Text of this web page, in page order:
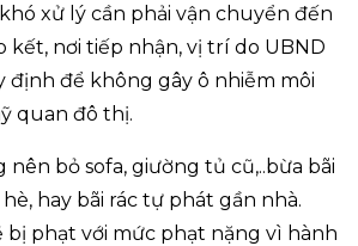
xử lý cần phải vận chuyển đến
nơi tiếp nhận, vị trí do UBND
định để không gây ô nhiễm môi
quan đô thị.
nên bỏ sofa, giường tủ cũ,..bừa bãi
hay bãi rác tự phát gần nhà.
bị phạt với mức phạt nặng vì hành